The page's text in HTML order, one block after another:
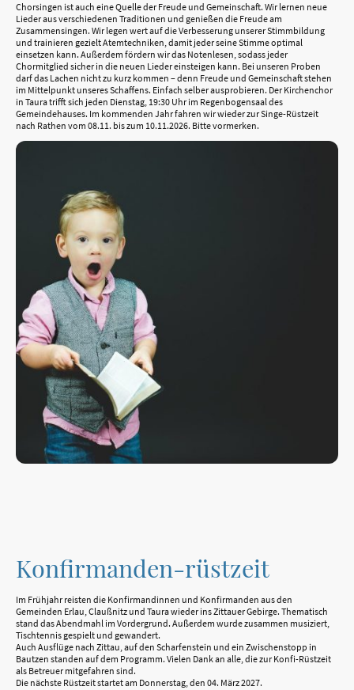
Chorsingen ist auch eine Quelle der Freude und Gemeinschaft. Wir lernen neue
Lieder aus verschiedenen Traditionen und genießen die Freude am
Zusammensingen. Wir legen wert auf die Verbesserung unserer Stimmbildung
und trainieren gezielt Atemtechniken, damit jeder seine Stimme optimal
einsetzen kann. Außerdem fördern wir das Notenlesen, sodass jeder
Chormitglied sicher in die neuen Lieder einsteigen kann. Bei unseren Proben
darf das Lachen nicht zu kurz kommen – denn Freude und Gemeinschaft stehen
im Mittelpunkt unseres Schaffens. Einfach selber ausprobieren. Der Kirchenchor
in Taura trifft sich jeden Dienstag, 19:30 Uhr im Regenbogensaal des
Gemeindehauses. Im kommenden Jahr fahren wir wieder zur Singe-Rüstzeit
nach Rathen vom 08.11. bis zum 10.11.2026. Bitte vormerken.
Im Frühjahr reisten die Konfirmandinnen und Konfirmanden aus den
Gemeinden Erlau, Claußnitz und Taura wieder ins Zittauer Gebirge. Thematisch
stand das Abendmahl im Vordergrund. Außerdem wurde zusammen musiziert,
Tischtennis gespielt und gewandert.
Auch Ausflüge nach Zittau, auf den Scharfenstein und ein Zwischenstopp in
Bautzen standen auf dem Programm. Vielen Dank an alle, die zur Konfi-Rüstzeit
als Betreuer mitgefahren sind.
Die nächste Rüstzeit startet am Donnerstag, den 04. März 2027.
Konfirmanden-rüstzeit